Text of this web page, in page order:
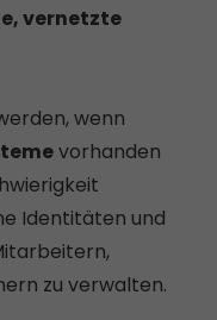
vernetzte
wenn
vorhanden
Identitäten und
zu verwalten.